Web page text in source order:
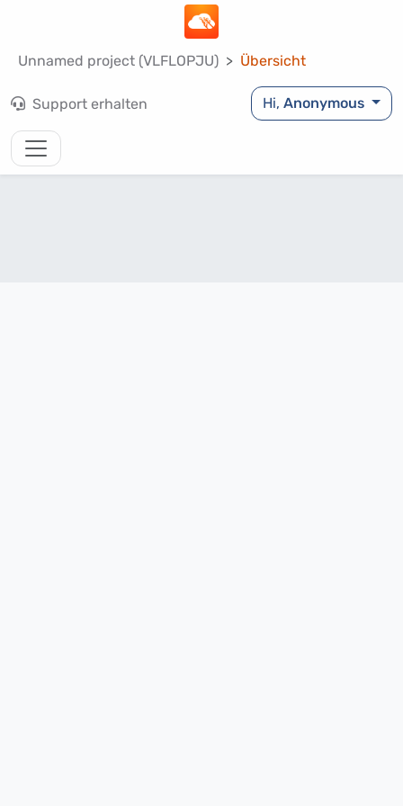
Unnamed project (VLFLOPJU) Übersicht
Support erhalten Hi,Anonymous